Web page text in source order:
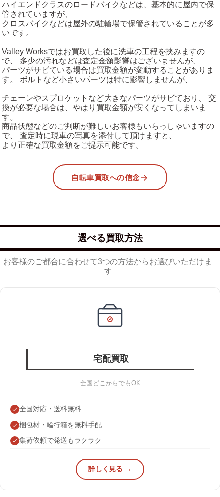
ハイエンドクラスのロードバイクなどは、基本的に屋内で保
管されていますが、
クロスバイクなどは屋外の駐輪場で保管されていることが多
いです。
Valley Worksではお買取した後に洗車の工程を挟みますの
で、 多少の汚れなどは査定金額影響はございませんが、
パーツがサビている場合は買取金額が変動することがありま
す。 ボルトなど小さいパーツは特に影響しませんが、
チェーンやスプロケットなど大きなパーツがサビており、 交
換が必要な場合は、やはり買取金額が安くなってしまいま
す。
商品状態などのご判断が難しいお客様もいらっしゃいますの
で、 査定時に現車の写真を添付して頂けますと、
より正確な買取金額をご提示可能です。
自転車買取への信念
選べる買取方法
お客様のご都合に合わせて3つの方法からお選びいただけま
す
宅配買取
全国どこからでもOK
全国対応・送料無料
梱包材・輪行箱を無料手配
集荷依頼で発送もラクラク
詳しく見る →